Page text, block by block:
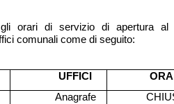
orari di servizio di apertura al
comunali come di seguito:
UFFICI
Anagrafe